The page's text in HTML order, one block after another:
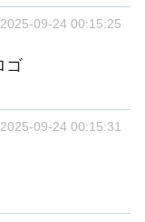
2025-09-24 00:15:25
ゴ
2025-09-24 00:15:31